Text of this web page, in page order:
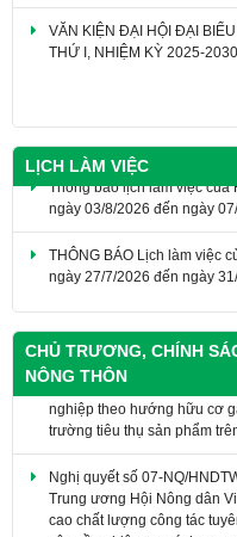
VĂN KIỆN ĐẠI HỘI ĐẠI
THỨ I, NHIỆM KỲ 2025-2030
LỊCH LÀM VIỆC
Thông báo lịch làm việc của
ngày 03/8/2026 đến ngày
THÔNG BÁO Lịch làm việc
ngày 27/7/2026 đến ngày
CHỦ TRƯƠNG, CHÍNH
NÔNG THÔN
Kế hoạch phát triển nông
nghiệp theo hướng hữu cơ
trường tiêu thụ sản phẩm
Trung ương Hội Nông dân
cao chất lượng công tác
yêu cầu nhiệm vụ cách